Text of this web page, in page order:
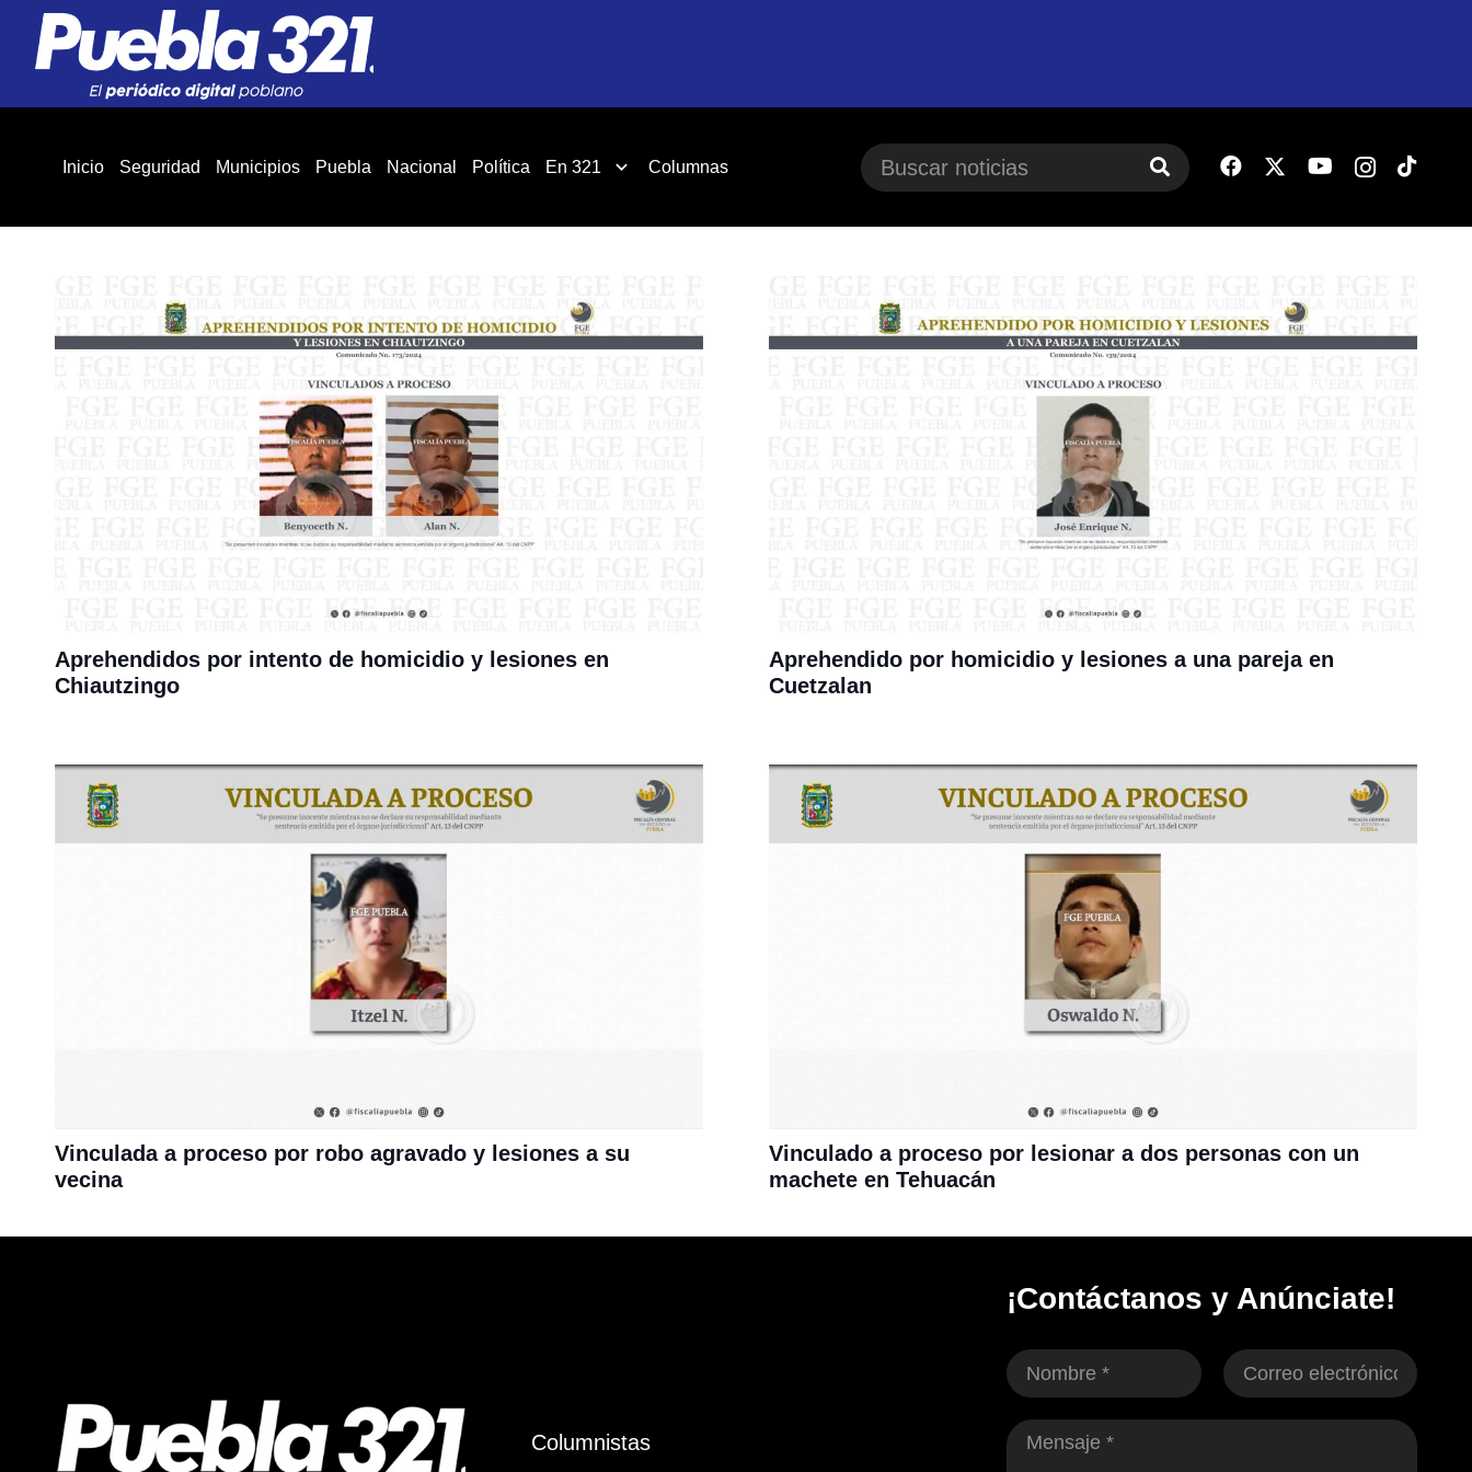
Inicio Seguridad Municipios Puebla Nacional Política En 321 Columnas
Aprehendidos por intento de homicidio y lesiones en
Chiautzingo
Aprehendido por homicidio y lesiones a una pareja en
Cuetzalan
Vinculada a proceso por robo agravado y lesiones a su
vecina
Vinculado a proceso por lesionar a dos personas con un
machete en Tehuacán
Columnistas
¡Contáctanos y Anúnciate!